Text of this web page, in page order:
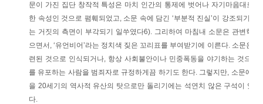
문이 가진 집단 창작적 특성은 마치 인간의 통제에 벗어나 자기마음대로
한 속성인 것으로 폄훼되었고, 소문 속에 담긴 ‘부분적 진실’이 강조되기
는 거짓의 측면이 부각되기 일쑤였다6). 그리하여 마침내 소문은 관변학
으면서, ‘유언비어’라는 정치색 짖은 꼬리표를 부여받기에 이른다. 소문은
련된 것으로 인식되거나, 항상 사회불안이나 민중폭동을 야기하는 것으로
를 유포하는 사람을 범죄자로 규정하게끔 하기도 한다. 그렇지만, 소문에
을 20세기의 역사적 유산의 탓으로만 돌리기에는 석연치 않은 구석이 있
다.